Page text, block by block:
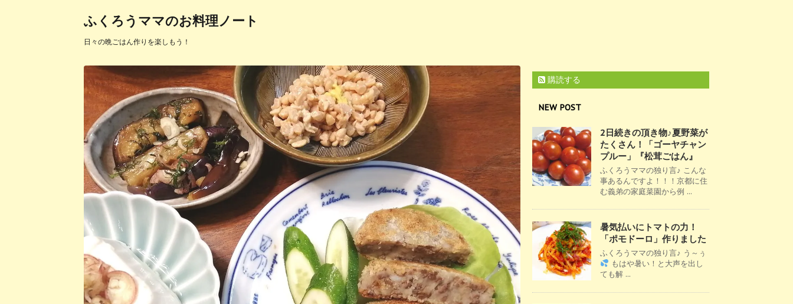
ふくろうママのお料理ノート
日々の晩ごはん作りを楽しもう！
購読する
NEW POST
2日続きの頂き物♪夏野菜が
たくさん！「ゴーヤチャン
プルー」『松茸ごはん』
ふくろうママの独り言♪ こんな
事あるんですよ！！！京都に住
む義弟の家庭菜園から例 ...
暑気払いにトマトの力！
「ポモドーロ」作りました
ふくろうママの独り言♪ う～ぅ
もはや暑い！と大声を出し
ても解 ...